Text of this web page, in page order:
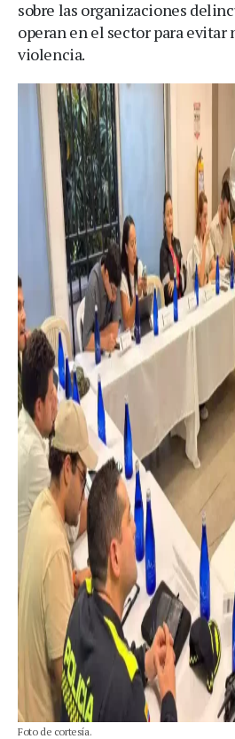
sobre las organizaciones
operan en el sector para evitar
violencia.
Foto de cortesía.